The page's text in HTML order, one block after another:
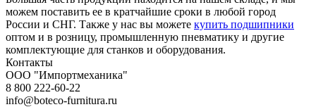
можем поставить ее в кратчайшие сроки в любой город
России и СНГ. Также у нас вы можете купить подшипники
оптом и в розницу, промышленную пневматику и другие
комплектующие для станков и оборудования.
Контакты
ООО "Импортмеханика"
8 800 222-60-22
info@boteco-furnitura.ru